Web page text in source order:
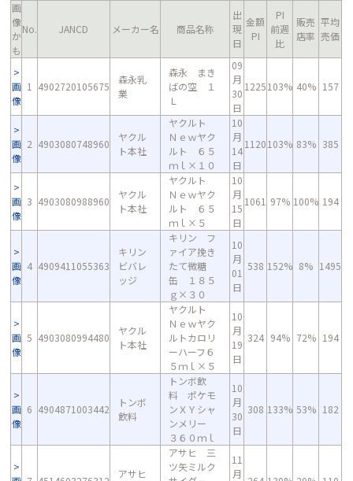
画
像
か
も
No. JANCD メーカー名 商品名称
出
現
日
金額
PI
PI
前週
比
販売
店率
平均
売価
画
像
1 4902720105675
森永乳
業
森永 まき
ばの空 １
Ｌ
09
月
30
日
1225103% 40% 157
画
像
2 4903080748960
ヤクル
ト本社
ヤクルト
Ｎｅｗヤク
ルト ６５
ｍｌ×１０
10
月
14
日
1120103% 83% 385
画
像
3 4903080988960
ヤクル
ト本社
ヤクルト
Ｎｅｗヤク
ルト ６５
ｍｌ×５
10
月
15
日
1061 97% 100% 194
画
像
4 4909411055363
キリン
ビバレ
ッジ
キリン フ
ァイア挽き
たて微糖
缶 １８５
ｇ×３０
10
月
01
日
538 152% 8% 1495
画
像
5 4903080994480
ヤクル
ト本社
ヤクルト
Ｎｅｗヤク
ルトカロリ
ーハーフ６
５ｍｌ×５
10
月
19
日
324 94% 72% 194
画
像
6 4904871003442
トンボ
飲料
トンボ飲
料 ポケモ
ンＸＹシャ
ンメリー
３６０ｍｌ
10
月
30
日
308 133% 53% 182
アサヒ
アサヒ 三
ツ矢ミルク
11
月